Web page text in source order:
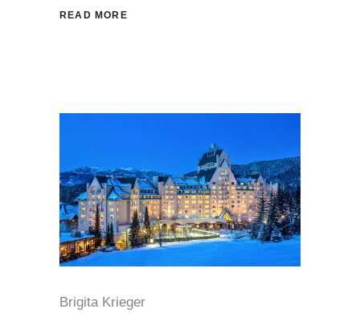
READ MORE
Brigita Krieger